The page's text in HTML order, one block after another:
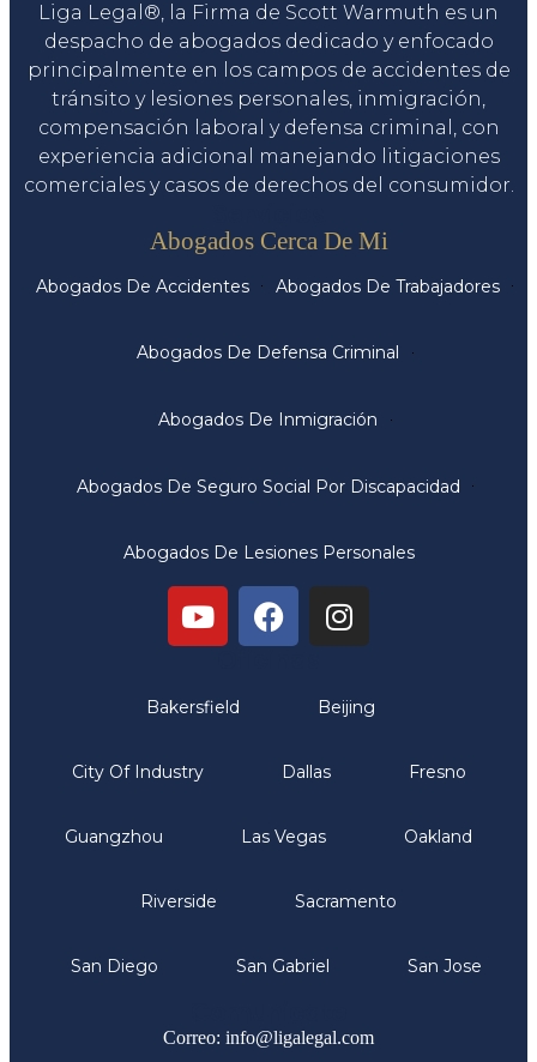
Liga Legal®, la Firma de Scott Warmuth es un
despacho de abogados dedicado y enfocado
principalmente en los campos de accidentes de
tránsito y lesiones personales, inmigración,
compensación laboral y defensa criminal, con
experiencia adicional manejando litigaciones
comerciales y casos de derechos del consumidor.
Abogados Cerca De Mi
Abogados De Accidentes Abogados De Trabajadores
Abogados De Defensa Criminal
Abogados De Inmigración
Abogados De Seguro Social Por Discapacidad
Abogados De Lesiones Personales
Bakersfield Beijing
City Of Industry Dallas Fresno
Guangzhou Las Vegas Oakland
Riverside Sacramento
San Diego San Gabriel San Jose
Correo: info@ligalegal.com